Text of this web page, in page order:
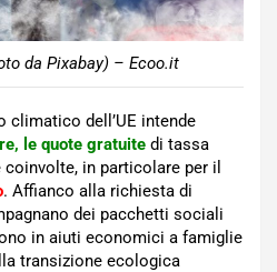
da Pixabay) – Ecoo.it
climatico dell’UE intende
le quote gratuite di tassa
in particolare per il
. Affianco alla richiesta di
dei pacchetti sociali
in aiuti economici a famiglie
transizione ecologica